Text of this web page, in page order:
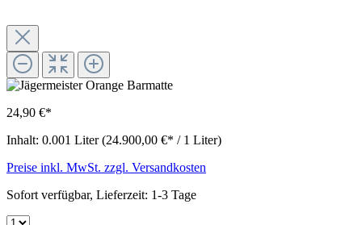
24,90 €*
Inhalt: 0.001 Liter(24.900,00 €* / 1 Liter)
Preise inkl. MwSt. zzgl. Versandkosten
Sofort verfügbar, Lieferzeit: 1-3 Tage